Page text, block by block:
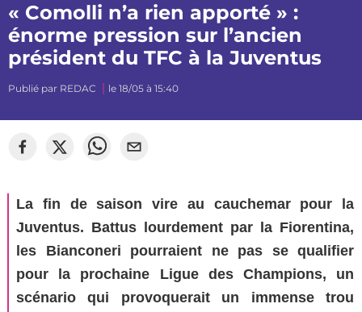
« Comolli n’a rien apporté » :
énorme pression sur l’ancien
président du TFC à la Juventus
Publié par REDAC le 18/05 à 15:40
La fin de saison vire au cauchemar pour la
Juventus. Battus lourdement par la Fiorentina,
les Bianconeri pourraient ne pas se qualifier
pour la prochaine Ligue des Champions, un
scénario qui provoquerait un immense trou